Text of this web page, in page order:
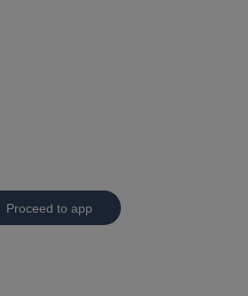
Proceed to app